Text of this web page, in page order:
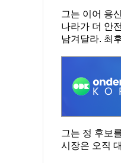
그는 이어 용
나라가 더 안
남겨달라. 최
그는 정 후보
시장은 오직